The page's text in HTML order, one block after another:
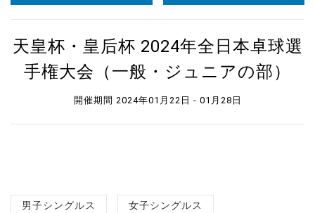
天皇杯・皇后杯 2024年全日本卓球選
手権大会（一般・ジュニアの部）
開催期間 2024年01月22日 - 01月28日
男子シングルス 女子シングルス